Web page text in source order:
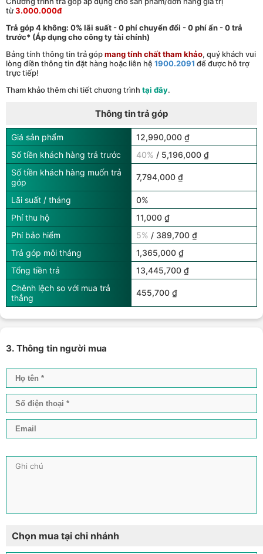
từ3.000.000đ
Trả góp 4 không: 0% lãi suất - 0 phí chuyển đổi - 0 phí ẩn - 0 trả
trước* (Áp dụng cho công ty tài chính)
Bảng tính thông tin trả gópmang tính chất tham khảo, quý khách vui
lòng điền thông tin đặt hàng hoặc liên hệ 1900.2091 để được hỗ trợ
trực tiếp!
Tham khảo thêm chi tiết chương trình tại đây.
Thông tin trả góp
Giá sản phẩm
12,990,000 ₫
Số tiền khách hàng trả trước
40% / 5,196,000 ₫
Số tiền khách hàng muốn trả
góp
7,794,000 ₫
Lãi suất / tháng
0%
Phí thu hộ
11,000 ₫
Phí bảo hiểm
5% / 389,700 ₫
Trả góp mỗi tháng
1,365,000 ₫
Tổng tiền trả
13,445,700 ₫
Chênh lệch so với mua trả
thẳng
455,700 ₫
3. Thông tin người mua
Chọn mua tại chi nhánh